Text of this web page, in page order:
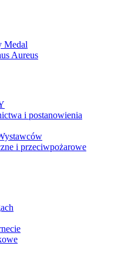
Medal
Aureus
i postanowienia
i przeciwpożarowe